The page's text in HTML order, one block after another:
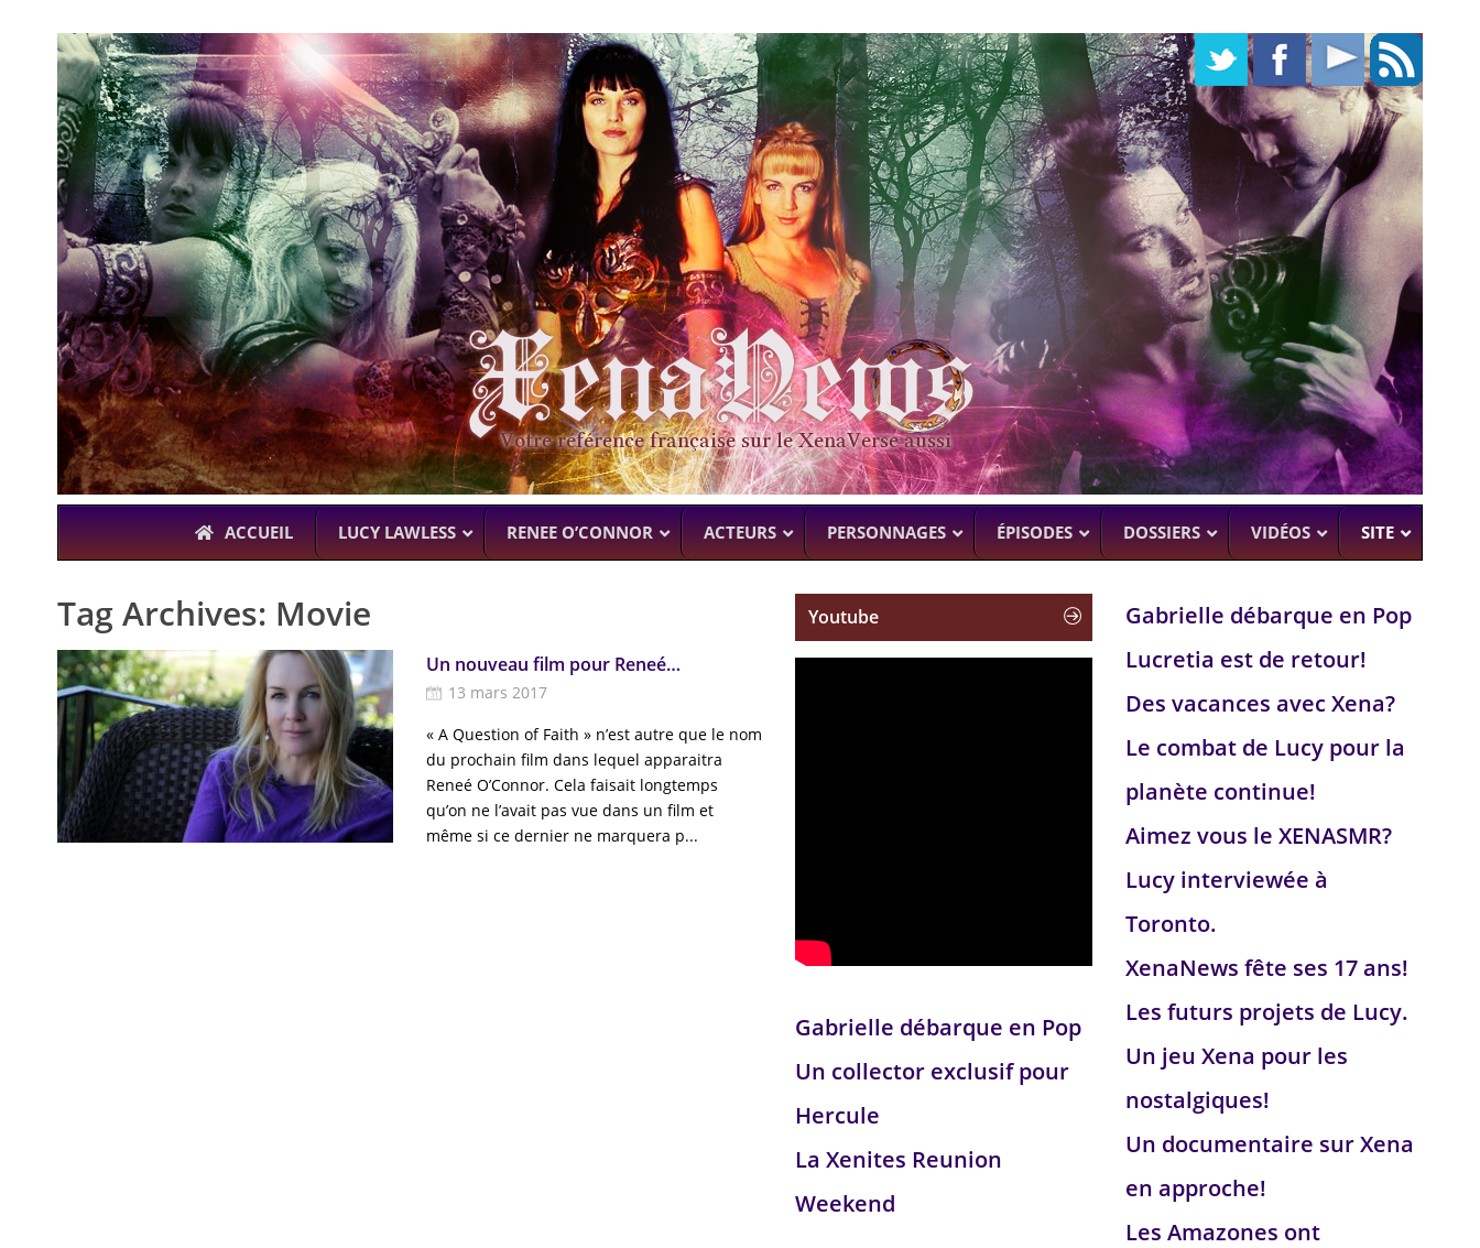
ACCUEIL LUCY LAWLESS RENEE O’CONNOR ACTEURS
À L’ANTENNE ACTUELLEMENT
THE BOYS–
PROCHAINEMENT
WENTWORTH–
PERSONNAGES ÉPISODES DOSSIERS VIDÉOS SITE
Tag Archives: Movie
Un nouveau film pour Reneé…
13 mars 2017
« A Question of Faith » n’est autre que le nom
du prochain film dans lequel apparaitra
Reneé O’Connor. Cela faisait longtemps
qu’on ne l’avait pas vue dans un film et
même si ce dernier ne marquera p...
Youtube
Gabrielle débarque en Pop
Un collector exclusif pour
Hercule
La Xenites Reunion
Weekend
Gabrielle débarque en Pop
Lucretia est de retour!
Des vacances avec Xena?
Le combat de Lucy pour la
planète continue!
Aimez vous le XENASMR?
Lucy interviewée à
Toronto.
XenaNews fête ses 17 ans!
Les futurs projets de Lucy.
Un jeu Xena pour les
nostalgiques!
Un documentaire sur Xena
en approche!
Les Amazones ont